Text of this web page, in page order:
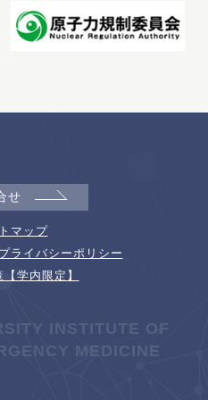
せ
マップ
ライバシーポリシー
学内限定】
INSTITUTE OF
MEDICINE